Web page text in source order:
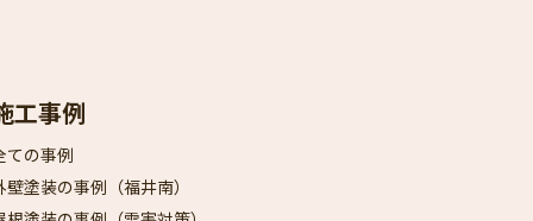
工事例
ての事例
壁塗装の事例（福井南）​